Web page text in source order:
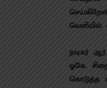
வெளியில்
நடிகர்
ஓகே.
கொடுத்த